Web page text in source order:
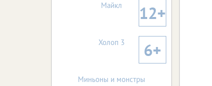
Майкл 12+
Холоп 3 6+
Миньоны и монстры